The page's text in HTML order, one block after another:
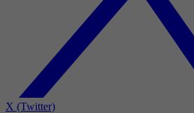
X (Twitter)